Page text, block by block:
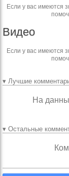
Если у вас имеются
Видео
Если у вас имеются
▾ Лучшие
На
▾ Остальные